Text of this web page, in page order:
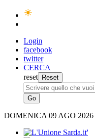
Login
facebook
twitter
CERCA
reset
DOMENICA 09 AGO 2026